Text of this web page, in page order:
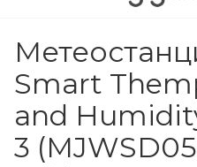
Smart
and
3